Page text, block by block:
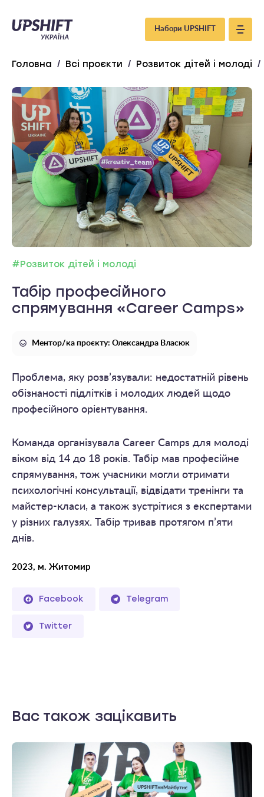
Upshift
–
Україна
Набори UPSHIFT
Головна / Всі проєкти / Розвиток дітей і молоді /
#Розвиток дітей і молоді
Табір професійного
спрямування «Career Camps»
Ментор/ка проєкту: Олександра Власюк
Проблема, яку розв’язували: недостатній рівень
обізнаності підлітків і молодих людей щодо
професійного орієнтування.
Команда організувала Career Camps для молоді
віком від 14 до 18 років. Табір мав професійне
спрямування, тож учасники могли отримати
психологічні консультації, відвідати тренінги та
майстер-класи, а також зустрітися з експертами
у різних галузях. Табір тривав протягом п’яти
днів.
2023, м. Житомир
Facebook Telegram
Twitter
Вас також зацікавить